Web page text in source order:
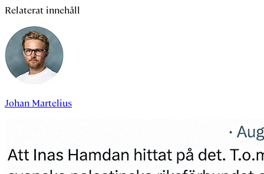
Relaterat innehåll
Johan Martelius